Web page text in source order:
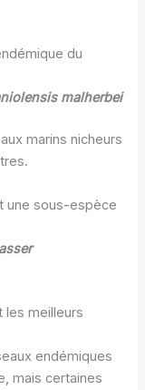
du
malherbei
marins nicheurs
une sous-espèce
les meilleurs
endémiques
mais certaines